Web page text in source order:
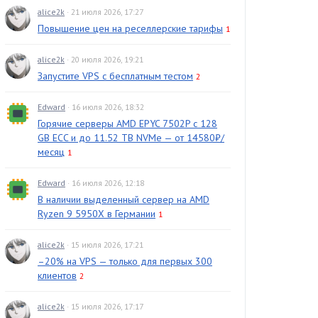
alice2k · 21 июля 2026, 17:27
Повышение цен на реселлерские тарифы 1
alice2k · 20 июля 2026, 19:21
Запустите VPS с бесплатным тестом 2
Edward · 16 июля 2026, 18:32
Горячие серверы AMD EPYC 7502P с 128
GB ECC и до 11.52 TB NVMe — от 14580₽/
месяц 1
Edward · 16 июля 2026, 12:18
В наличии выделенный сервер на AMD
Ryzen 9 5950X в Германии 1
alice2k · 15 июля 2026, 17:21
–20% на VPS — только для первых 300
клиентов 2
alice2k · 15 июля 2026, 17:17